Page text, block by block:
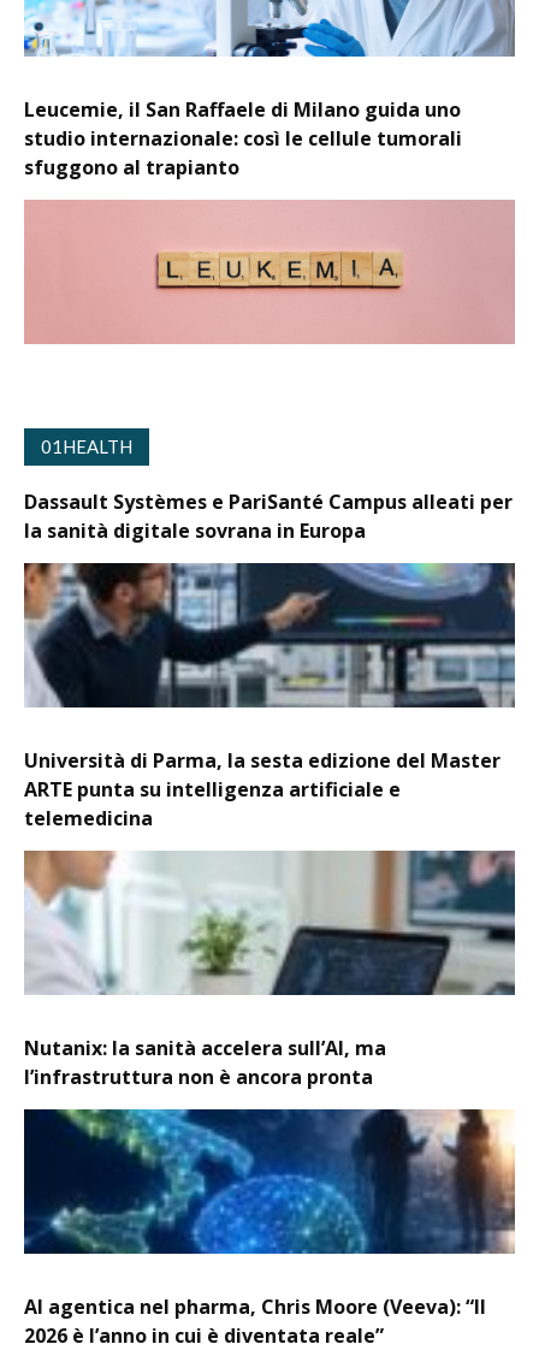
Leucemie, il San Raffaele di Milano guida uno
studio internazionale: così le cellule tumorali
sfuggono al trapianto
01HEALTH
Dassault Systèmes e PariSanté Campus alleati per
la sanità digitale sovrana in Europa
Università di Parma, la sesta edizione del Master
ARTE punta su intelligenza artificiale e
telemedicina
Nutanix: la sanità accelera sull’AI, ma
l’infrastruttura non è ancora pronta
AI agentica nel pharma, Chris Moore (Veeva): “Il
2026 è l’anno in cui è diventata reale”